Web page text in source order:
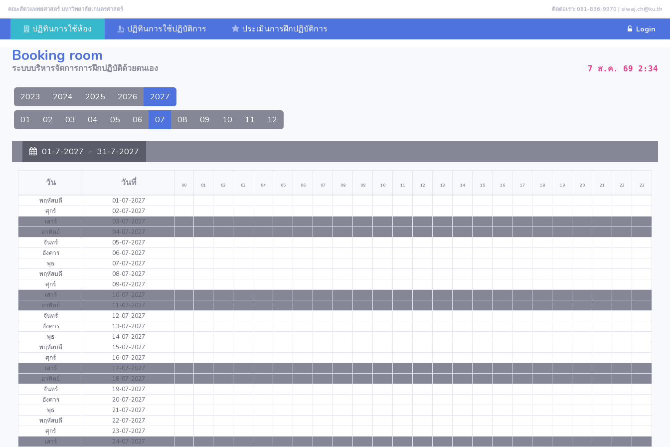
คณะสัตวแพทยศาสตร์ มหาวิทยาลัยเกษตรศาสตร์ ติดต่อเรา: 081-836-9970 | siwaj.ch@ku.th
ปฏิทินการใช้ห้อง ปฏิทินการใช้ปฏิบัติการ ประเมินการฝึกปฏิบัติการ Login
Booking room
ระบบบริหารจัดการการฝึกปฏิบัติด้วยตนเอง 7 ส.ค. 69 2:34
2023 2024 2025 2026 2027
01 02 03 04 05 06 07 08 09 10 11 12
01-7-2027 - 31-7-2027
วัน วันที่ 00 01 02 03 04 05 06 07 08 09 10 11 12 13 14 15 16 17 18 19 20 21 22 23
พฤหัสบดี
01-07-2027
ศุกร์
02-07-2027
เสาร์
03-07-2027
อาทิตย์
04-07-2027
จันทร์
05-07-2027
อังคาร
06-07-2027
พุธ
07-07-2027
พฤหัสบดี
08-07-2027
ศุกร์
09-07-2027
เสาร์
10-07-2027
อาทิตย์
11-07-2027
จันทร์
12-07-2027
อังคาร
13-07-2027
พุธ
14-07-2027
พฤหัสบดี
15-07-2027
ศุกร์
16-07-2027
เสาร์
17-07-2027
อาทิตย์
18-07-2027
จันทร์
19-07-2027
อังคาร
20-07-2027
พุธ
21-07-2027
พฤหัสบดี
22-07-2027
ศุกร์
23-07-2027
เสาร์
24-07-2027